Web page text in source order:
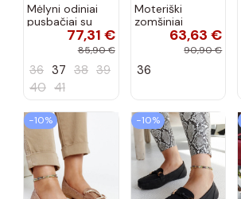
Mėlyni odiniai
pusbačiai su
dekoratyvine
sagtimi Taija
77,31 €
85,90 €
36 37 38 39
40 41
Moteriški
zomšiniai
mokasinai
Demela mėlynos
63,63 €
90,90 €
36
−10% −10%